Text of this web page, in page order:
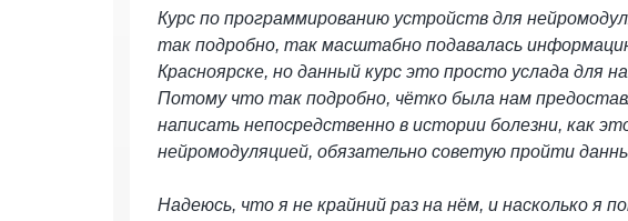
Курс по программированию устройств для
так подробно, так масштабно подавалась
Красноярске, но данный курс это просто услада для
Потому что так подробно, чётко была нам
написать непосредственно в истории болезни, как
нейромодуляцией, обязательно советую пройти
Надеюсь, что я не крайний раз на нём, и насколько я